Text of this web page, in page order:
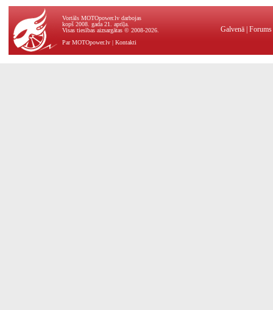
Vortāls MOTOpower.lv darbojas
kopš 2008. gada 21. aprīļa.
Visas tiesības aizsargātas © 2008-2026.
Par MOTOpower.lv | Kontakti
Galvenā Forums